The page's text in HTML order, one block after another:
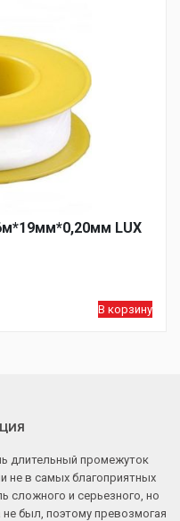
LUX
В корзину
длительный промежуток
не в самых благоприятных
сложного и серьезного, но
был, поэтому превозмогая